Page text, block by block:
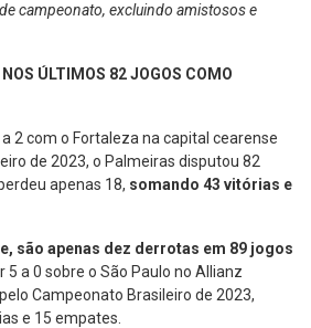
campeonato, excluindo amistosos e
ÚLTIMOS 82 JOGOS COMO
2 com o Fortaleza na capital cearense
de 2023, o Palmeiras disputou 82
apenas 18, somando 43 vitórias e
são apenas dez derrotas em 89 jogos
5 a 0 sobre o São Paulo no Allianz
Campeonato Brasileiro de 2023,
e 15 empates.